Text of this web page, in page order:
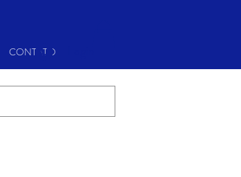
CONTATO